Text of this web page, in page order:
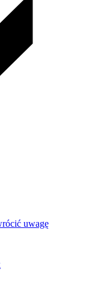
uwagę